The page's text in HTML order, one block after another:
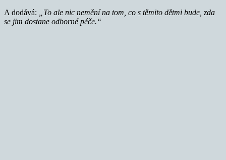
A dodává:
„To ale nic nemění na tom, co s těmito dětmi bude, zda
se jim dostane odborné péče.“